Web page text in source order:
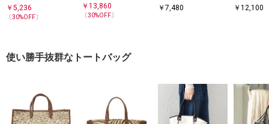
ン バッグ
￥ 5,236
〔30%OFF〕
￥13,860
〔30%OFF〕
トート
￥ 7,480
イアング
￥12,100
使い勝手抜群なトートバッグ